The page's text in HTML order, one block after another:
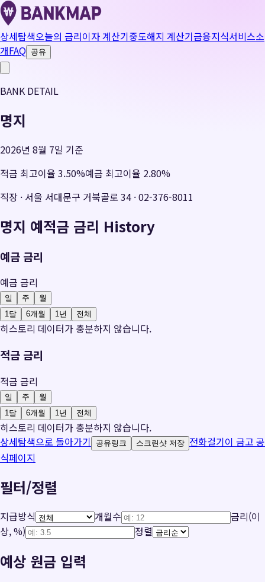
상세탐색오늘의 금리이자 계산기중도해지 계산기금융지식서비스소
개FAQ 공유
BANK DETAIL
명지
2026년 8월 7일 기준
적금 최고이율 3.50%예금 최고이율 2.80%
직장 · 서울 서대문구 거북골로 34 ·02-376-8011
명지 예적금 금리 History
예금 금리
예금 금리
일 주
월
1달
6개월 1년 전체
히스토리 데이터가 충분하지 않습니다.
적금 금리
적금 금리
일 주
월
1달
6개월 1년 전체
히스토리 데이터가 충분하지 않습니다.
상세탐색으로 돌아가기
공유링크 스크린샷 저장 전화걸기이 금고 공
식페이지
필터/정렬
지급방식 개월수
금리(이
상, %)
정렬
예상 원금 입력